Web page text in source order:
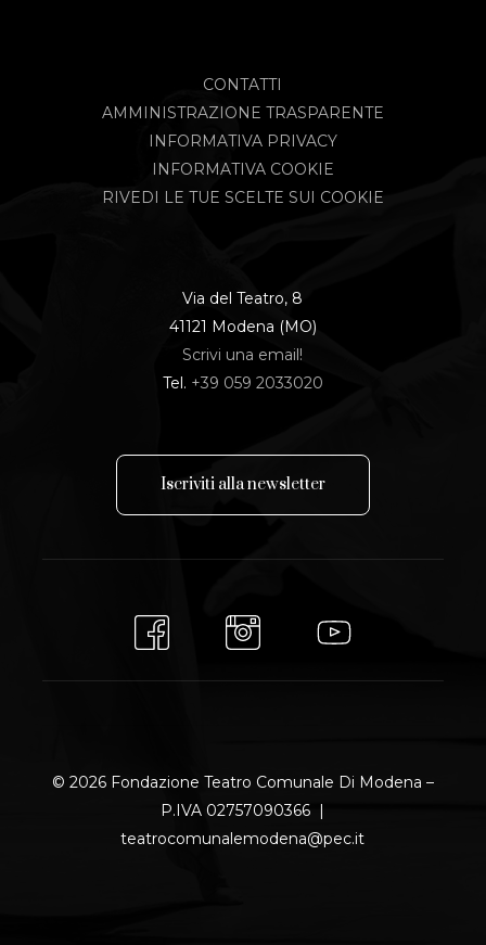
CONTATTI
AMMINISTRAZIONE TRASPARENTE
INFORMATIVA PRIVACY
INFORMATIVA COOKIE
RIVEDI LE TUE SCELTE SUI COOKIE
Via del Teatro, 8
41121 Modena (MO)
Scrivi una email!
Tel. +39 059 2033020
Iscriviti allanewsletter
© 2026 Fondazione Teatro Comunale Di Modena –
P.IVA 02757090366 |
teatrocomunalemodena@pec.it